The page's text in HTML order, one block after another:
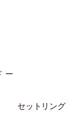
ー
セットリング
Set Ring